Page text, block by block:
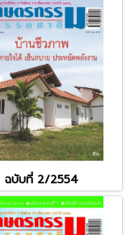
ฉบับที่ 2/2554